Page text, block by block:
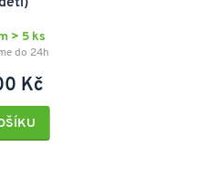
> 5 ks
do 24h
Kč